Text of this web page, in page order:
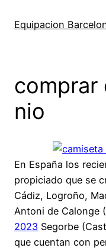
Equipacion
comprar
nio
En España los
propiciado que se
Cádiz, Logroño,
Antoni de Calonge
2023 Segorbe
que cuentan con